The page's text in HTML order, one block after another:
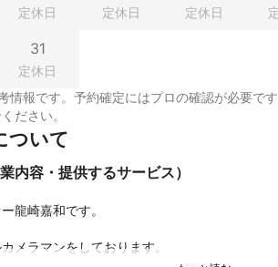
定休日 定休日 定休日
31
定休日
情報です。予約確定にはプロの確認が必要で
ださい。
ついて
内容・提供するサービス）
龍崎嘉和です。
メラマンをしております。